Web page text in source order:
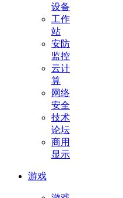
设备
工作
站
安防
监控
云计
算
网络
安全
技术
论坛
商用
显示
游戏